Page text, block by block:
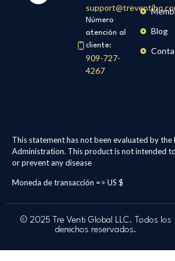
Número
atención al
cliente:
909-727-
4267
Blog
This statement has not been evaluated by the
Administration. This product is not intended
or prevent any disease
Moneda de transacción => US $
© 2025 Tre Venti Global LLC. Todos los
derechos reservados.